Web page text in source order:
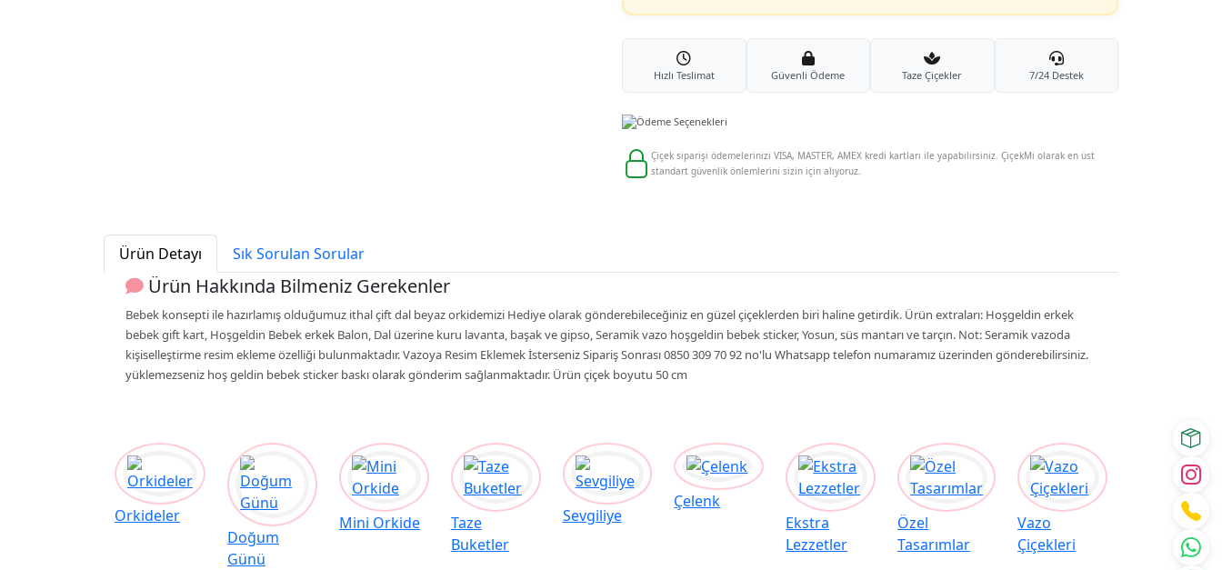
Hızlı Teslimat Güvenli Ödeme Taze Çiçekler 7/24 Destek
Çiçek siparişi ödemelerinizi VISA, MASTER, AMEX kredi kartları ile yapabilirsiniz. ÇiçekMi olarak en üst
standart güvenlik önlemlerini sizin için alıyoruz.
Ürün Detayı Sık Sorulan Sorular
Ürün Hakkında Bilmeniz Gerekenler
Bebek konsepti ile hazırlamış olduğumuz ithal çift dal beyaz orkidemizi Hediye olarak gönderebileceğiniz en güzel çiçeklerden biri haline getirdik. Ürün extraları: Hoşgeldin erkek
bebek gift kart, Hoşgeldin Bebek erkek Balon, Dal üzerine kuru lavanta, başak ve gipso, Seramik vazo hoşgeldin bebek sticker, Yosun, süs mantarı ve tarçın. Not: Seramik vazoda
kişiselleştirme resim ekleme özelliği bulunmaktadır. Vazoya Resim Eklemek İsterseniz Sipariş Sonrası 0850 309 70 92 no'lu Whatsapp telefon numaramız üzerinden gönderebilirsiniz.
yüklemezseniz hoş geldin bebek sticker baskı olarak gönderim sağlanmaktadır. Ürün çiçek boyutu 50 cm
Orkideler
Doğum
Günü
Mini Orkide
Taze
Buketler
Sevgiliye
Çelenk
Ekstra
Lezzetler
Özel
Tasarımlar
Vazo
Çiçekleri